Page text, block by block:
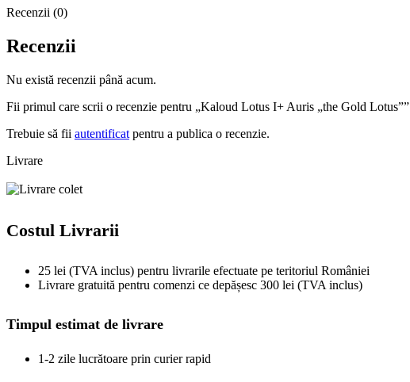
Recenzii (0)
Recenzii
Nu există recenzii până acum.
Fii primul care scrii o recenzie pentru „Kaloud Lotus I+ Auris „the Gold Lotus””
Trebuie să fii autentificat pentru a publica o recenzie.
Livrare
Costul Livrarii
25 lei (TVA inclus) pentru livrarile efectuate pe teritoriul României
Livrare gratuită pentru comenzi ce depășesc 300 lei (TVA inclus)
Timpul estimat de livrare
1-2 zile lucrătoare prin curier rapid